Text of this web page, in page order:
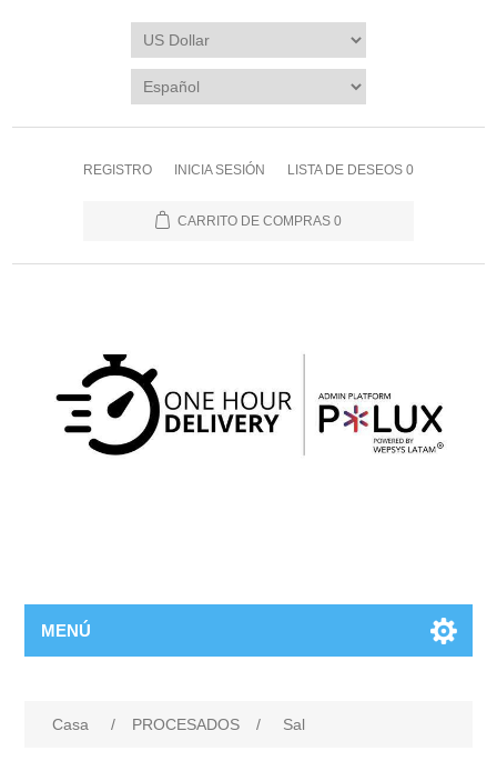
REGISTRO INICIA SESIÓN LISTA DE DESEOS 0
CARRITO DE COMPRAS 0
MENÚ
Casa / PROCESADOS / Sal